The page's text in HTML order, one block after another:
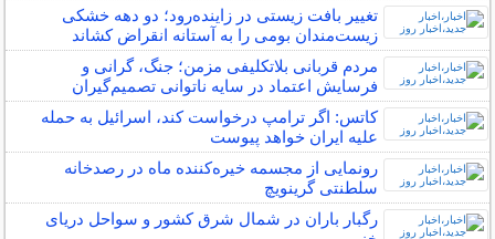
تغییر بافت زیستی در زاینده‌رود؛ دو دهه خشکی
زیست‌مندان بومی را به آستانه انقراض کشاند
مردم قربانی بلاتکلیفی مزمن؛ جنگ، گرانی و
فرسایش اعتماد در سایه ناتوانی تصمیم‌گیران
کاتس: اگر ترامپ درخواست کند، اسرائیل به حمله
علیه ایران خواهد پیوست
رونمایی از مجسمه خیره‌کننده ماه در رصدخانه
سلطنتی گرینویچ
رگبار باران در شمال شرق کشور و سواحل دریای